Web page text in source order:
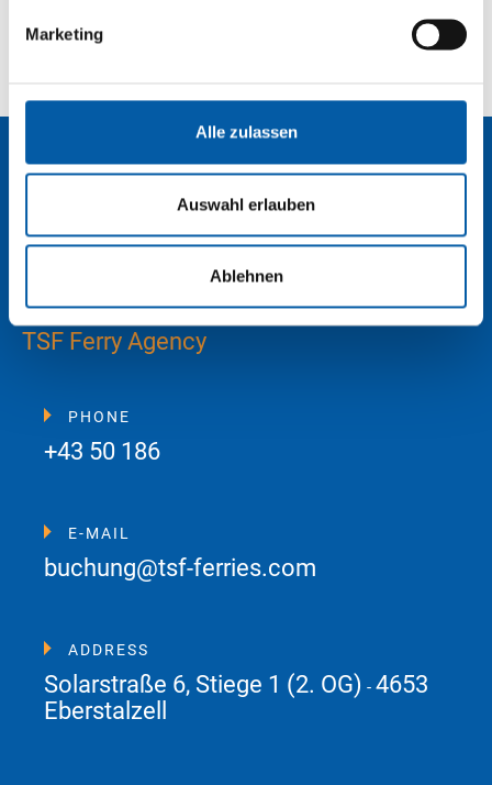
Marketing
Alle zulassen
Auswahl erlauben
Ablehnen
Contact
TSF Ferry Agency
PHONE
+43 50 186
E-MAIL
buchung@tsf-ferries.com
ADDRESS
Solarstraße 6, Stiege 1 (2. OG) - 4653
Eberstalzell